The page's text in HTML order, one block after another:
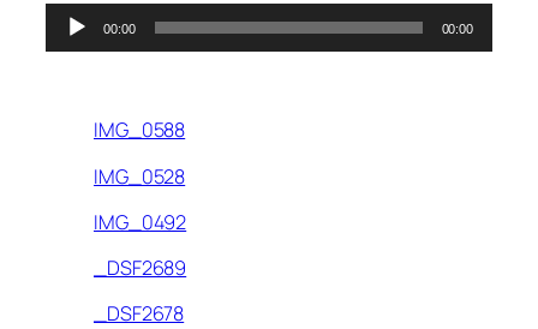
Lecteur
audio
00:00 00:00
IMG_0588
IMG_0528
IMG_0492
_DSF2689
_DSF2678